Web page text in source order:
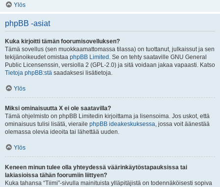
Ylös
phpBB -asiat
Kuka kirjoitti tämän foorumisovelluksen?
Tämä sovellus (sen muokkaamattomassa tilassa) on tuottanut, julkaissut ja sen
tekijänoikeudet omistaa phpBB Limited . Se on tehty saataville GNU General
Public Licensenssin, versiolla 2 (GPL-2.0) ja sitä voidaan jakaa vapaasti. Katso
Tietoja phpBB:stä saadaksesi lisätietoja.
Ylös
Miksi ominaisuutta X ei ole saatavilla?
Tämä ohjelmisto on phpBB Limitedin kirjoittama ja lisensoima. Jos uskot, että
ominaisuus tulisi lisätä, vieraile phpBB ideakeskuksessa, jossa voit äänestää
olemassa olevia ideoita tai lähettää uuden.
Ylös
Keneen minun tulee olla yhteydessä väärinkäytöstapauksissa tai
lakiasioissa tähän foorumiin liittyen?
Kuka tahansa “Tiimi”-sivulla mainituista ylläpitäjistä on todennäköisesti sopiva